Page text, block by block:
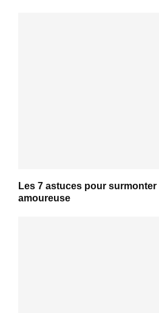
Les 7 astuces pour
amoureuse